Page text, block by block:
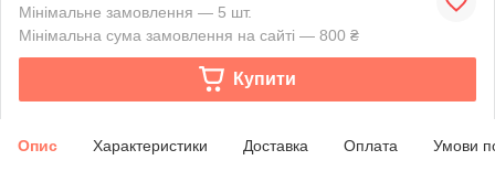
Мінімальне замовлення — 5 шт.
Мінімальна сума замовлення на сайті — 800 ₴
Купити
Опис Характеристики Доставка Оплата Умови